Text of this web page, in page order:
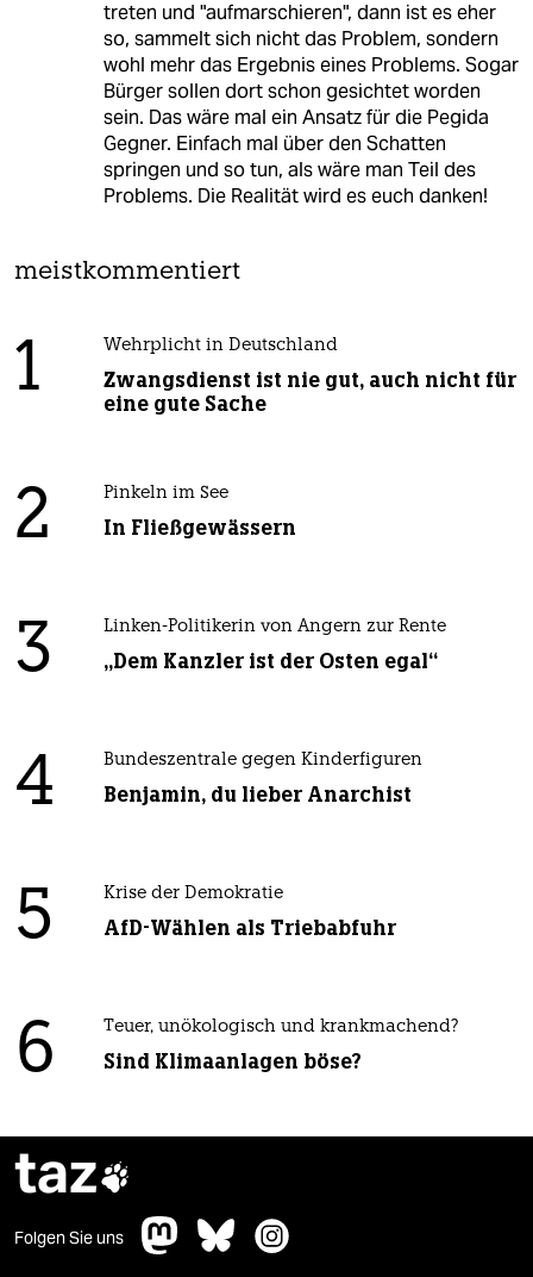
treten und "aufmarschieren", dann ist es eher
so, sammelt sich nicht das Problem, sondern
wohl mehr das Ergebnis eines Problems. Sogar
Bürger sollen dort schon gesichtet worden
sein. Das wäre mal ein Ansatz für die Pegida
Gegner. Einfach mal über den Schatten
springen und so tun, als wäre man Teil des
Problems. Die Realität wird es euch danken!
meistkommentiert
1 Wehrplicht in Deutschland
Zwangsdienst ist nie gut, auch nicht für
eine gute Sache
2 Pinkeln im See
In Fließgewässern
3 Linken-Politikerin von Angern zur Rente
„Dem Kanzler ist der Osten egal“
4 Bundeszentrale gegen Kinderfiguren
Benjamin, du lieber Anarchist
5 Krise der Demokratie
AfD-Wählen als Triebabfuhr
6 Teuer, unökologisch und krankmachend?
Sind Klimaanlagen böse?
taz
Folgen Sie uns